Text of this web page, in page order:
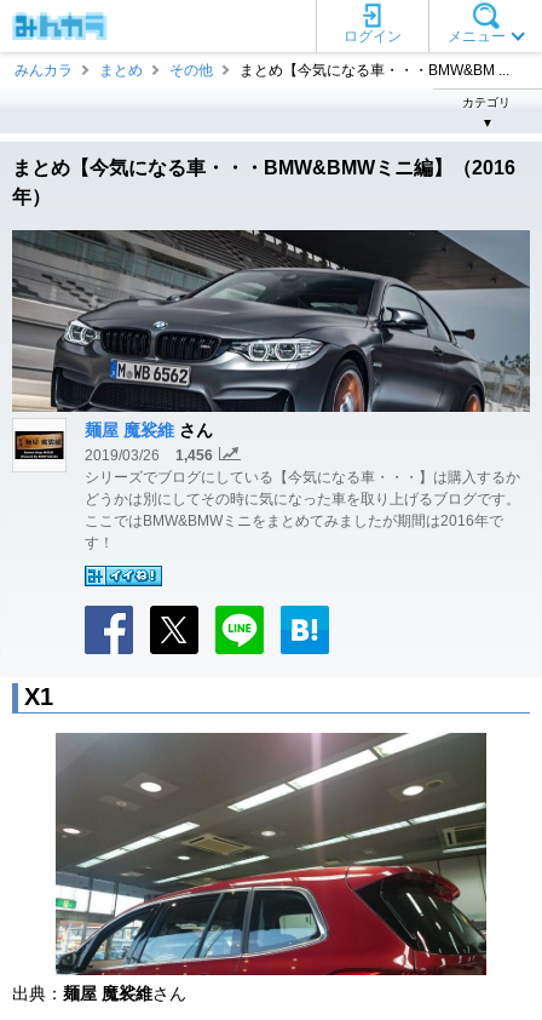
メニュー
ログイン
みんカラ
まとめ その他 まとめ【今気になる車・・・BMW&BM ...
カテゴリ
▼
まとめ【今気になる車・・・BMW&BMWミニ編】（2016
年）
麺屋 魔裟維 さん
2019/03/26
1,456
シリーズでブログにしている【今気になる車・・・】は購入するか
どうかは別にしてその時に気になった車を取り上げるブログです。
ここではBMW&BMWミニをまとめてみましたが期間は2016年で
す！
X1
出典： 麺屋 魔裟維さん